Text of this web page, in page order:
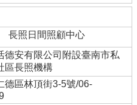
長照日間照顧中心
德安有限公司附設臺南市私
區長照機構
德區林頂街3-5號/06-